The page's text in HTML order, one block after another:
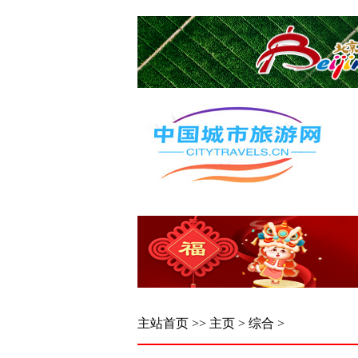
主站首页 >> 主页 > 综合 >